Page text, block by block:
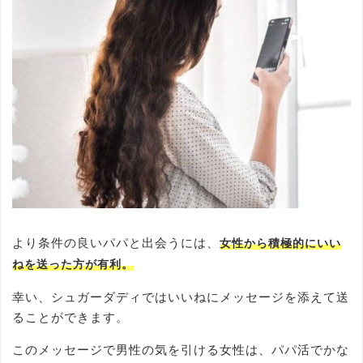
より条件の良いパパと出会うには、 女性から積極的にいい
ねを送った方が有利。
幸い、シュガーダディではいいねにメッセージを添えて送
ることができます。
このメッセージで男性の気を引ける女性は、パパ活でかな